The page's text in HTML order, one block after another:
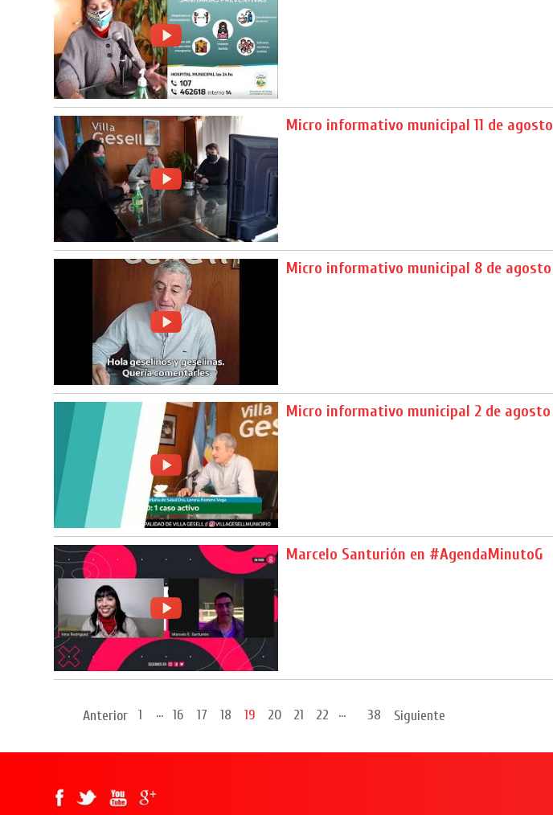
Micro informativo municipal 11 de agosto
Micro informativo municipal 8 de agosto
Micro informativo municipal 2 de agosto
Marcelo Santurión en #AgendaMinutoG
Anterior 1 ... 16 17 18 19 20 21 22 ... 38 Siguiente